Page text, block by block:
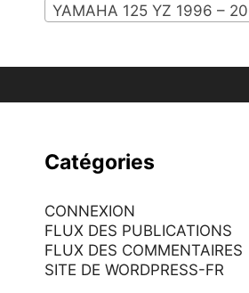
YAMAHA 125 YZ 1996 –
Catégories
CONNEXION
FLUX DES PUBLICATIONS
FLUX DES COMMENTAIRES
SITE DE WORDPRESS-FR